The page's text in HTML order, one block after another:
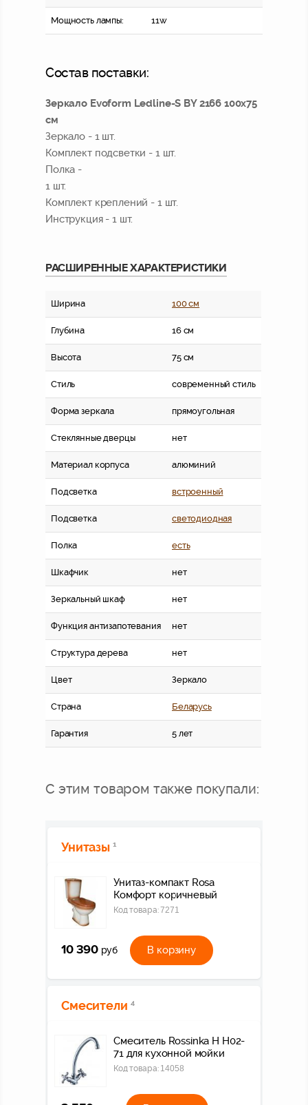
Мощность лампы: 11w
Состав поставки:
Зеркало Evoform Ledline-S BY 2166 100x75
см
Зеркало - 1 шт.
Комплект подсветки - 1 шт.
Полка -
1 шт.
Комплект креплений - 1 шт.
Инструкция - 1 шт.
РАСШИРЕННЫЕ ХАРАКТЕРИСТИКИ
Ширина 100 см
Глубина 16 см
Высота 75 см
Стиль современный стиль
Форма зеркала прямоугольная
Стеклянные дверцы нет
Материал корпуса алюминий
Подсветка встроенный
Подсветка светодиодная
Полка есть
Шкафчик нет
Зеркальный шкаф нет
Функция антизапотевания нет
Структура дерева нет
Цвет Зеркало
Страна Беларусь
Гарантия 5 лет
С этим товаром также покупали:
Унитазы 1
Унитаз-компакт Rosa
Комфорт коричневый
Код товара:7271
10 390 руб В корзину
Смесители 4
Смеситель Rossinka H H02-
71 для кухонной мойки
Код товара: 14058